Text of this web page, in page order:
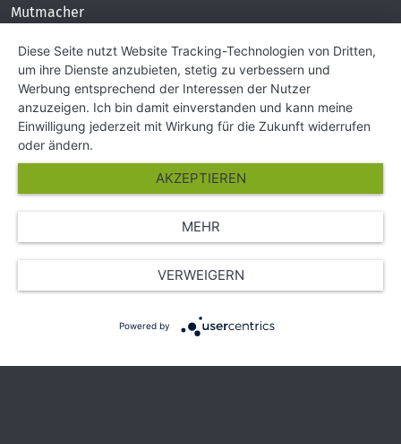
Mutmacher
KONTAKT
Impressum
Hilfe und Kontakt
Partner
Presse
Über Uns
© Copyright 2026 SGK Stärker gegen Krebs
Diese Seite nutzt Website Tracking-Technologien von Dritten,
um ihre Dienste anzubieten, stetig zu verbessern und
Werbung entsprechend der Interessen der Nutzer
anzuzeigen. Ich bin damit einverstanden und kann meine
Einwilligung jederzeit mit Wirkung für die Zukunft widerrufen
oder ändern.
VERWEIGERN
AKZEPTIEREN
MEHR
Powered by